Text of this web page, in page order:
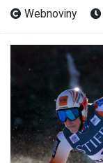
Webnoviny